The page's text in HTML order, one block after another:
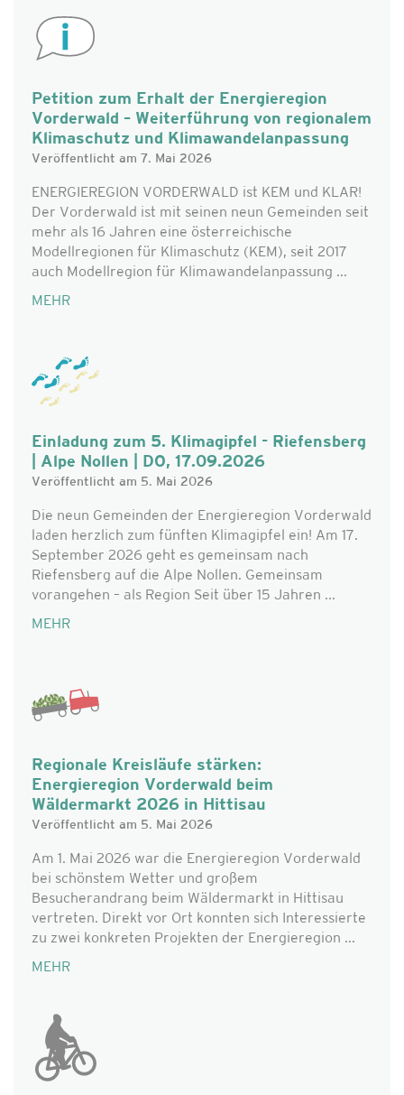
Petition zum Erhalt der Energieregion
Vorderwald – Weiterführung von regionalem
Klimaschutz und Klimawandelanpassung
Veröffentlicht am 7. Mai 2026
ENERGIEREGION VORDERWALD ist KEM und KLAR!
Der Vorderwald ist mit seinen neun Gemeinden seit
mehr als 16 Jahren eine österreichische
Modellregionen für Klimaschutz (KEM), seit 2017
auch Modellregion für Klimawandelanpassung ...
MEHR
Einladung zum 5. Klimagipfel - Riefensberg
| Alpe Nollen | DO, 17.09.2026
Veröffentlicht am 5. Mai 2026
Die neun Gemeinden der Energieregion Vorderwald
laden herzlich zum fünften Klimagipfel ein! Am 17.
September 2026 geht es gemeinsam nach
Riefensberg auf die Alpe Nollen. Gemeinsam
vorangehen – als Region Seit über 15 Jahren ...
MEHR
Regionale Kreisläufe stärken:
Energieregion Vorderwald beim
Wäldermarkt 2026 in Hittisau
Veröffentlicht am 5. Mai 2026
Am 1. Mai 2026 war die Energieregion Vorderwald
bei schönstem Wetter und großem
Besucherandrang beim Wäldermarkt in Hittisau
vertreten. Direkt vor Ort konnten sich Interessierte
zu zwei konkreten Projekten der Energieregion ...
MEHR